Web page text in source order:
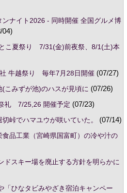
ナイト2026 - 同時開催 全国グルメ博
04)
こ夏祭り 7/31(金)前夜祭、8/1(土)本
牛越祭り 毎年7月28日開催(07/27)
こみずが池)のハスが見頃に (07/26)
礼 7/25,26 開催予定 (07/23)
峠でハマユウが咲いていた。
(07/14)
品工業（宮崎県国富町）の冷や汁の
ドスキー場を廃止する方針を明らかに
「ひなタビみやざき宿泊キャンペー